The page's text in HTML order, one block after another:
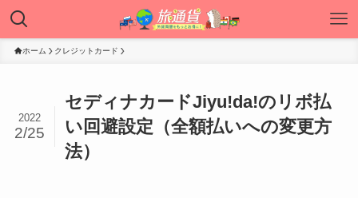
ホーム クレジットカード
セディナカードJiyu!da!のリボ払
い回避設定（全額払いへの変更方
法）
2022
2/25